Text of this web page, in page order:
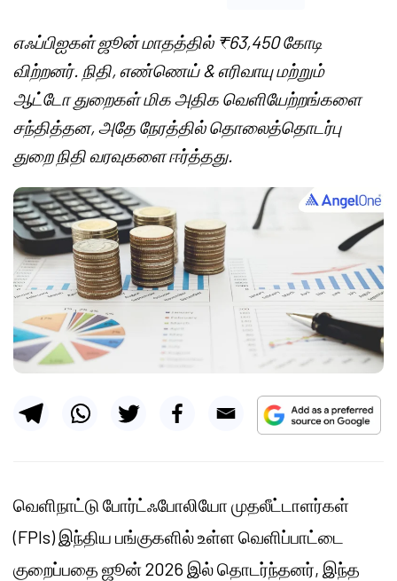
எஃப்பிஐகள் ஜூன் மாதத்தில் ₹63,450 கோடி
விற்றனர். நிதி, எண்ணெய் & எரிவாயு மற்றும்
ஆட்டோ துறைகள் மிக அதிக வெளியேற்றங்களை
சந்தித்தன, அதே நேரத்தில் தொலைத்தொடர்பு
துறை நிதி வரவுகளை ஈர்த்தது.
வெளிநாட்டு போர்ட்ஃபோலியோ முதலீட்டாளர்கள்
(FPIs) இந்திய பங்குகளில் உள்ள வெளிப்பாட்டை
குறைப்பதை ஜூன் 2026 இல் தொடர்ந்தனர், இந்த